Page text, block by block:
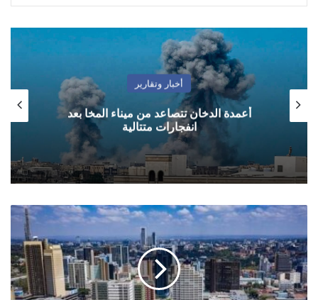
أخبار وتقارير
أعمدة الدخان تتصاعد من ميناء المخا بعد
انفجارات متتالية
تحقيقات
وفاة
دبلوماسي
يمني
في